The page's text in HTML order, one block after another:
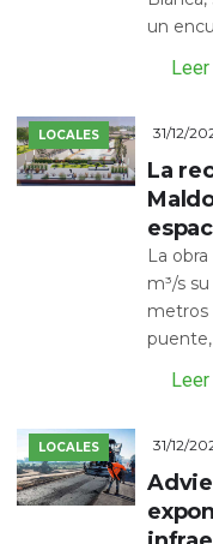
un
LOCALES 31/12/
La
La
m³/s
metros
LOCALES 31/12/